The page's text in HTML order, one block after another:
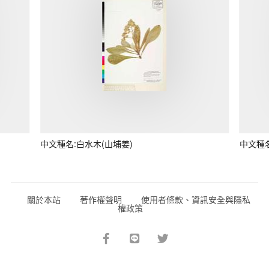
中文種名:白水木(山埔姜) 中文種
關於本站 著作權聲明 使用者條款、資訊安全與隱私
權政策